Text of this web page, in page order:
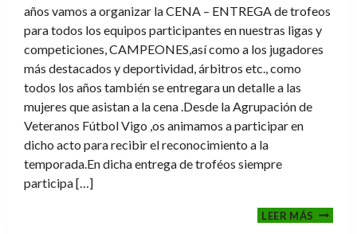
años vamos a organizar la CENA – ENTREGA de trofeos
para todos los equipos participantes en nuestras ligas y
competiciones, CAMPEONES,así como a los jugadores
más destacados y deportividad, árbitros etc., como
todos los años también se entregara un detalle a las
mujeres que asistan a la cena .Desde la Agrupación de
Veteranos Fútbol Vigo ,os animamos a participar en
dicho acto para recibir el reconocimiento a la
temporada.En dicha entrega de troféos siempre
participa […]
LEER MÁSCENA-